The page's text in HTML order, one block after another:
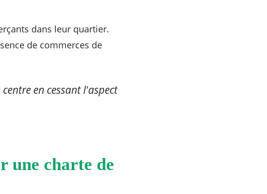
dans leur quartier.
de commerces de
en cessant l'aspect
une charte de